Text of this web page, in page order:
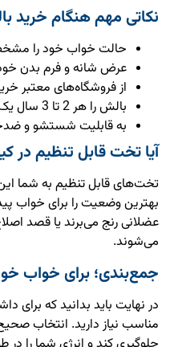
نکاتی مهم هنگام خرید
حالت خواب خود را
عرض شانه و فرم بدن خود
از فروشگاه‌های معتبر
بالش را هر 2 تا 3 سال یک‌بار تعویض کنید.
به قابلیت شستشو و
آیا تخت قابل تنظیم در
تخت‌های قابل تنظیم به شما این
بهترین وضعیت را برای خواب
عضلانی رنج می‌برند یا قصد
می‌شوند.
جمع‌بندی؛ برای خواب
در نهایت باید بدانید که
مناسب نیاز دارید. انتخاب